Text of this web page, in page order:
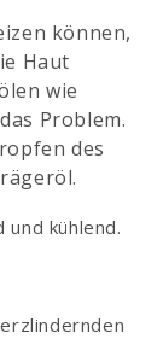
können,
Haut
wie
Problem.
des
kühlend.